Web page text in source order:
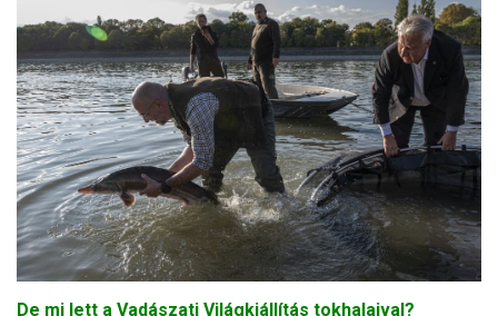
De mi lett a Vadászati Világkiállítás tokhalaival?